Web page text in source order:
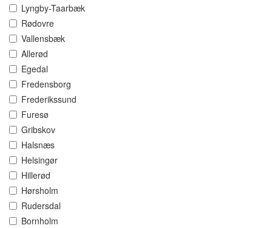
Lyngby-Taarbæk
Rødovre
Vallensbæk
Allerød
Egedal
Fredensborg
Frederikssund
Furesø
Gribskov
Halsnæs
Helsingør
Hillerød
Hørsholm
Rudersdal
Bornholm